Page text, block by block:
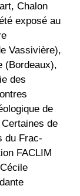
Chalon
exposé au
Vassivière),
(Bordeaux),
des
de
de
du Frac-
FACLIM